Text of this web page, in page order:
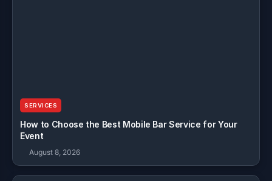
SERVICES
How to Choose the Best Mobile Bar Service for Your
Event
August 8, 2026